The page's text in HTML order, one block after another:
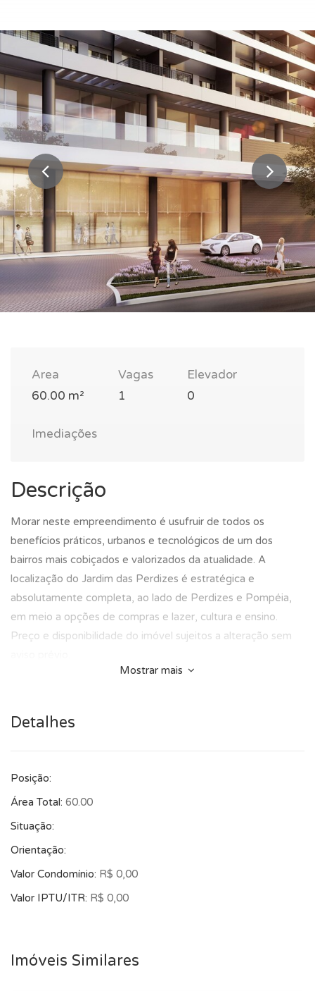
Area
60.00 m²
Vagas
1
Elevador
0
Imediações
Descrição
Morar neste empreendimento é usufruir de todos os
benefícios práticos, urbanos e tecnológicos de um dos
bairros mais cobiçados e valorizados da atualidade. A
localização do Jardim das Perdizes é estratégica e
absolutamente completa, ao lado de Perdizes e Pompéia,
em meio a opções de compras e lazer, cultura e ensino.
Preço e disponibilidade do imóvel sujeitos a alteração sem
Mostrar mais
Detalhes
Posição:
Área Total: 60.00
Situação:
Orientação:
Valor Condomínio: R$ 0,00
Valor IPTU/ITR: R$ 0,00
Imóveis Similares